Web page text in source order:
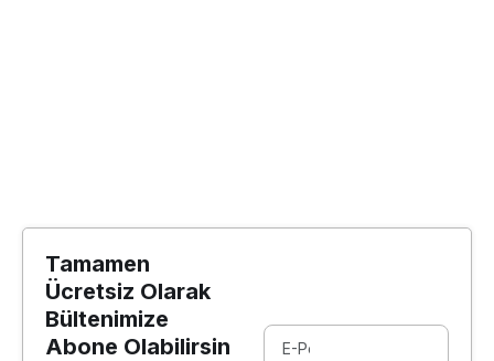
Tamamen
Ücretsiz Olarak
Bültenimize
Abone Olabilirsin